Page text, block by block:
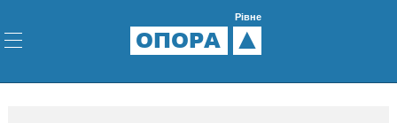
ОПОРА
Рівне